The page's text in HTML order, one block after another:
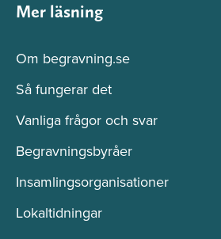
Mer läsning
Om begravning.se
Så fungerar det
Vanliga frågor och svar
Begravningsbyråer
Insamlingsorganisationer
Lokaltidningar